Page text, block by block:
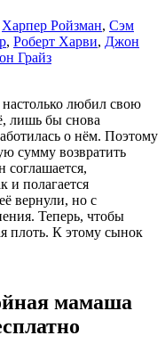
Харпер Ройзман, Сэм
, Роберт Харви, Джон
Грайз
любил свою
лишь бы снова
о нём. Поэтому
сумму возвратить
соглашается,
и полагается
вернули, но с
Теперь, чтобы
плоть. К этому сынок
мамаша